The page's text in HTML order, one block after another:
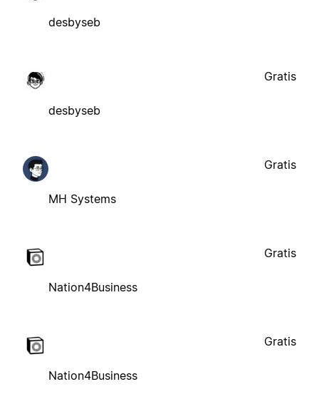
desbyseb
desbyseb
Gratis
MH Systems
Gratis
Nation4Business
Gratis
Nation4Business
Gratis